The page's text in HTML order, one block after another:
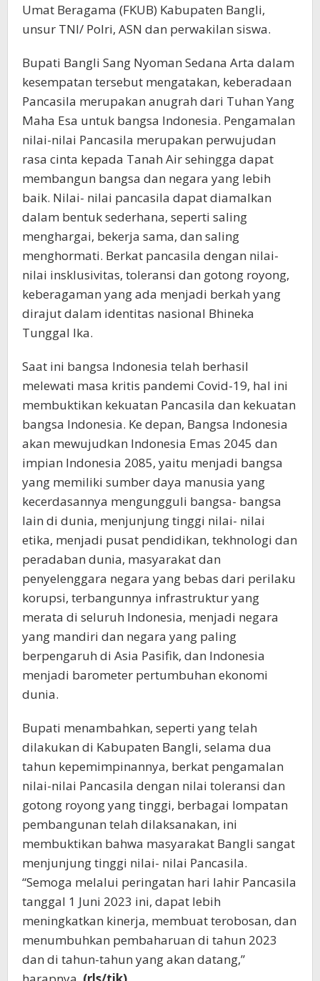
Umat Beragama (FKUB) Kabupaten Bangli,
unsur TNI/ Polri, ASN dan perwakilan siswa.
Bupati Bangli Sang Nyoman Sedana Arta dalam
kesempatan tersebut mengatakan, keberadaan
Pancasila merupakan anugrah dari Tuhan Yang
Maha Esa untuk bangsa Indonesia. Pengamalan
nilai-nilai Pancasila merupakan perwujudan
rasa cinta kepada Tanah Air sehingga dapat
membangun bangsa dan negara yang lebih
baik. Nilai- nilai pancasila dapat diamalkan
dalam bentuk sederhana, seperti saling
menghargai, bekerja sama, dan saling
menghormati. Berkat pancasila dengan nilai-
nilai insklusivitas, toleransi dan gotong royong,
keberagaman yang ada menjadi berkah yang
dirajut dalam identitas nasional Bhineka
Tunggal Ika.
Saat ini bangsa Indonesia telah berhasil
melewati masa kritis pandemi Covid-19, hal ini
membuktikan kekuatan Pancasila dan kekuatan
bangsa Indonesia. Ke depan, Bangsa Indonesia
akan mewujudkan Indonesia Emas 2045 dan
impian Indonesia 2085, yaitu menjadi bangsa
yang memiliki sumber daya manusia yang
kecerdasannya mengungguli bangsa- bangsa
lain di dunia, menjunjung tinggi nilai- nilai
etika, menjadi pusat pendidikan, tekhnologi dan
peradaban dunia, masyarakat dan
penyelenggara negara yang bebas dari perilaku
korupsi, terbangunnya infrastruktur yang
merata di seluruh Indonesia, menjadi negara
yang mandiri dan negara yang paling
berpengaruh di Asia Pasifik, dan Indonesia
menjadi barometer pertumbuhan ekonomi
dunia.
Bupati menambahkan, seperti yang telah
dilakukan di Kabupaten Bangli, selama dua
tahun kepemimpinannya, berkat pengamalan
nilai-nilai Pancasila dengan nilai toleransi dan
gotong royong yang tinggi, berbagai lompatan
pembangunan telah dilaksanakan, ini
membuktikan bahwa masyarakat Bangli sangat
menjunjung tinggi nilai- nilai Pancasila.
“Semoga melalui peringatan hari lahir Pancasila
tanggal 1 Juni 2023 ini, dapat lebih
meningkatkan kinerja, membuat terobosan, dan
menumbuhkan pembaharuan di tahun 2023
dan di tahun-tahun yang akan datang,”